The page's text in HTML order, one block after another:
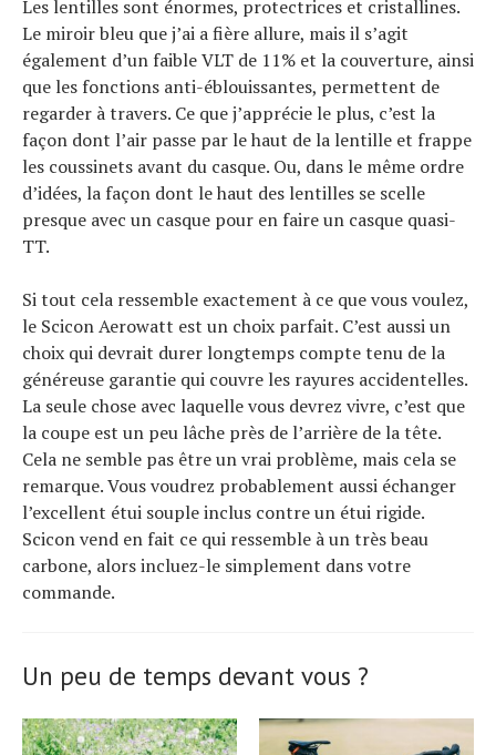
Les lentilles sont énormes, protectrices et cristallines.
Le miroir bleu que j’ai a fière allure, mais il s’agit
également d’un faible VLT de 11% et la couverture, ainsi
que les fonctions anti-éblouissantes, permettent de
regarder à travers. Ce que j’apprécie le plus, c’est la
façon dont l’air passe par le haut de la lentille et frappe
les coussinets avant du casque. Ou, dans le même ordre
d’idées, la façon dont le haut des lentilles se scelle
presque avec un casque pour en faire un casque quasi-
TT.
Si tout cela ressemble exactement à ce que vous voulez,
le Scicon Aerowatt est un choix parfait. C’est aussi un
choix qui devrait durer longtemps compte tenu de la
généreuse garantie qui couvre les rayures accidentelles.
La seule chose avec laquelle vous devrez vivre, c’est que
la coupe est un peu lâche près de l’arrière de la tête.
Cela ne semble pas être un vrai problème, mais cela se
remarque. Vous voudrez probablement aussi échanger
l’excellent étui souple inclus contre un étui rigide.
Scicon vend en fait ce qui ressemble à un très beau
carbone, alors incluez-le simplement dans votre
commande.
Un peu de temps devant vous ?